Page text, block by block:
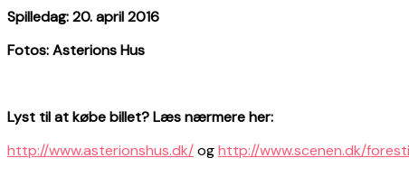
Spilledag: 20. april 2016
Fotos: Asterions Hus
Lyst til at købe billet? Læs nærmere her:
http://www.asterionshus.dk/oghttp://www.scenen.dk/